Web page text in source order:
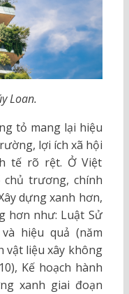
Loan.
tỏ mang lại hiệu
lợi ích xã hội
tế rõ rệt. Ở Việt
chủ trương, chính
dựng xanh hơn,
hơn như: Luật Sử
hiệu quả (năm
vật liệu xây không
Kế hoạch hành
xanh giai đoạn